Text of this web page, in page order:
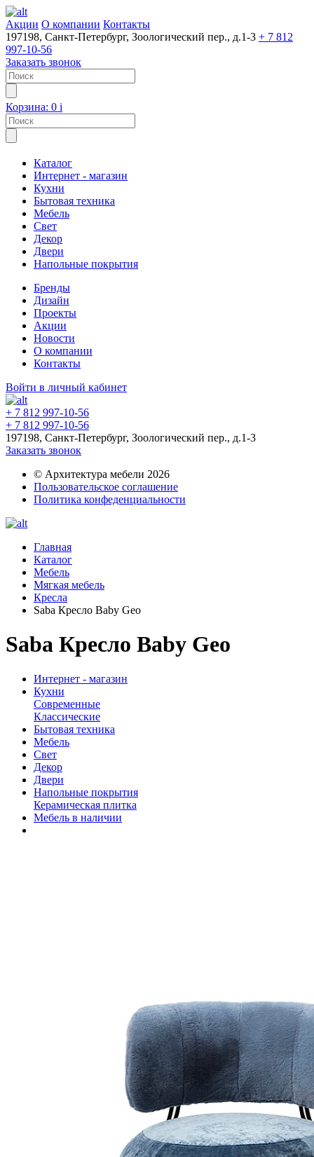
Акции О компании Контакты
197198, Санкт-Петербург, Зоологический пер., д.1-3 + 7 812
997-10-56
Заказать звонок
Корзина: 0 i
Каталог
Интернет - магазин
Кухни
Бытовая техника
Мебель
Свет
Декор
Двери
Напольные покрытия
Бренды
Дизайн
Проекты
Акции
Новости
О компании
Контакты
Войти в личный кабинет
+ 7 812 997-10-56
+ 7 812 997-10-56
197198, Санкт-Петербург, Зоологический пер., д.1-3
Заказать звонок
© Архитектура мебели 2026
Пользовательское соглашение
Политика конфеденциальности
Главная
Каталог
Мебель
Мягкая мебель
Кресла
Saba Кресло Baby Geo
Saba Кресло Baby Geo
Интернет - магазин
Кухни
Современные
Классические
Бытовая техника
Мебель
Свет
Декор
Двери
Напольные покрытия
Керамическая плитка
Мебель в наличии